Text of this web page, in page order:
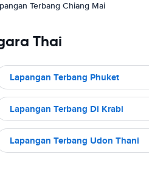
Terbang Chiang Mai
Thai
Lapangan Terbang Phuket
Lapangan Terbang Di Krabi
Lapangan Terbang Udon Thani